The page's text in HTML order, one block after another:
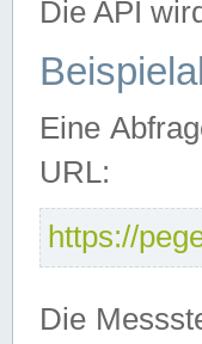
Die API
Eine
URL:
https://
Die